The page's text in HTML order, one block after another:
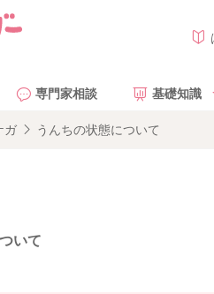
専門家相談 基礎知識
ガ うんちの状態について
いて